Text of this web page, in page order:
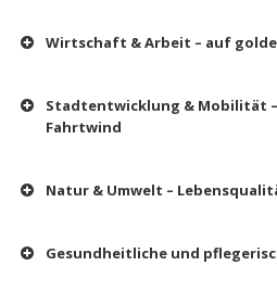
Wirtschaft & Arbeit – auf
Stadtentwicklung & Mobilität
Fahrtwind
Natur & Umwelt –
Gesundheitliche und